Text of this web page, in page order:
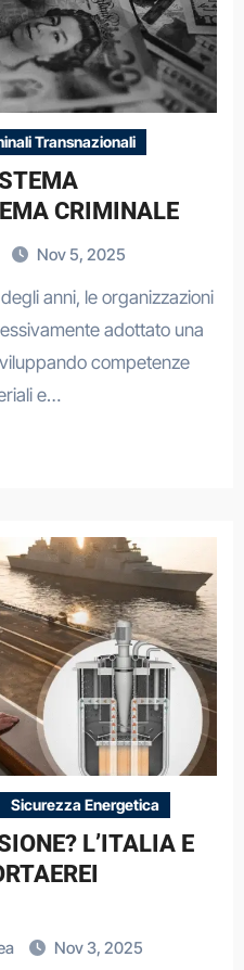
Transnazionali
CRIMINALE
Nov 5, 2025
anni, le organizzazioni
adottato una
competenze
e…
Sicurezza Energetica
L’ITALIA E
Nov 3, 2025